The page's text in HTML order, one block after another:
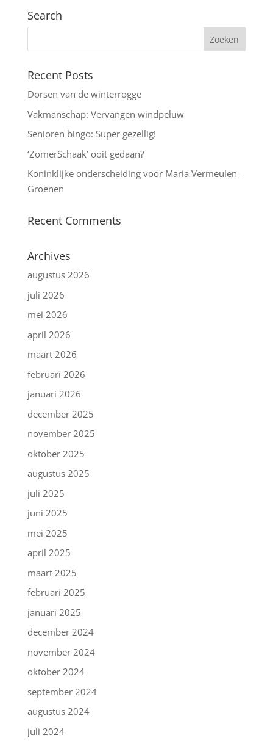
Search
Recent Posts
Dorsen van de winterrogge
Vakmanschap: Vervangen windpeluw
Senioren bingo: Super gezellig!
‘ZomerSchaak’ ooit gedaan?
Koninklijke onderscheiding voor Maria Vermeulen-
Groenen
Recent Comments
Archives
augustus 2026
juli 2026
mei 2026
april 2026
maart 2026
februari 2026
januari 2026
december 2025
november 2025
oktober 2025
augustus 2025
juli 2025
juni 2025
mei 2025
april 2025
maart 2025
februari 2025
januari 2025
december 2024
november 2024
oktober 2024
september 2024
augustus 2024
juli 2024